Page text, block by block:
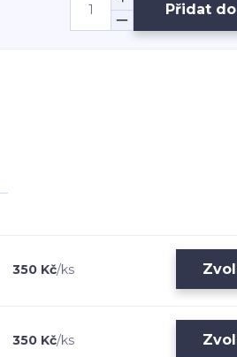
Přidat
350 Kč/ks
350 Kč/ks